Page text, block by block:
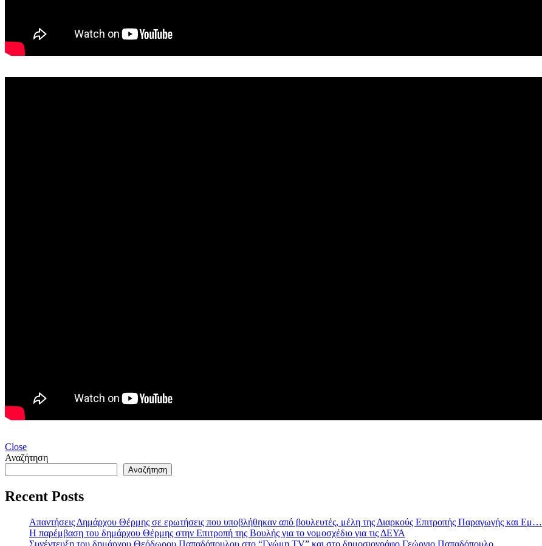
Close
Αναζήτηση
Αναζήτηση
Recent Posts
Απαντήσεις Δημάρχου Θέρμης σε ερωτήσεις που υποβλήθηκαν από βουλευτές, μέλη της Διαρκούς Επιτροπής Παραγωγής και Εμ…
Η παρέμβαση του δημάρχου Θέρμης στην Επιτροπή της Βουλής για το νομοσχέδιο για τις ΔΕΥΑ
Συνέντευξη του δημάρχου Θεόδωρου Παπαδόπουλου στο “Γνώμη TV” και στο δημοσιογράφο Γεώργιο Παπαδόπουλο